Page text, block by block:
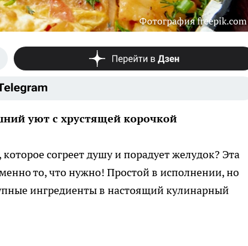
Фотография freepik.com
уют с хрустящей корочкой
согреет душу и порадует желудок? Эта
то, что нужно! Простой в исполнении, но
ингредиенты в настоящий кулинарный